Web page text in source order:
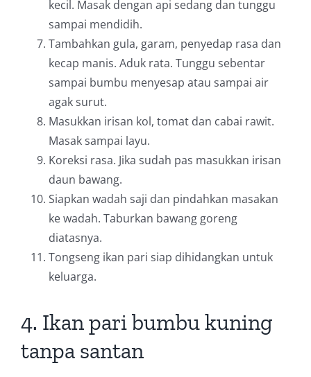
kecil. Masak dengan api sedang dan tunggu
sampai mendidih.
Tambahkan gula, garam, penyedap rasa dan
kecap manis. Aduk rata. Tunggu sebentar
sampai bumbu menyesap atau sampai air
agak surut.
Masukkan irisan kol, tomat dan cabai rawit.
Masak sampai layu.
Koreksi rasa. Jika sudah pas masukkan irisan
daun bawang.
Siapkan wadah saji dan pindahkan masakan
ke wadah. Taburkan bawang goreng
diatasnya.
Tongseng ikan pari siap dihidangkan untuk
keluarga.
4. Ikan pari bumbu kuning
tanpa santan